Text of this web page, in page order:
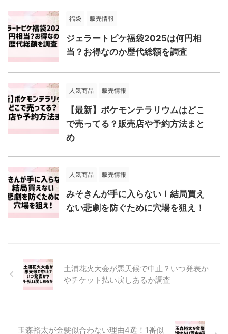
福袋 販売情報
ジェラートピケ福袋2025は何円相
当？お得なのか歴代総額を調査
人気商品 販売情報
【最新】ポケモンテラリウムはどこ
で売ってる？販売店や予約方法まと
め
人気商品 販売情報
みそきんが手に入らない！結局買え
ない悲劇を防ぐために穴場を狙え！
土浦花火大会が悪天候で中止？いつ発表か
やチケット払い戻しあるか調査
玉森裕太が金髪似合わない理由4選！1番似